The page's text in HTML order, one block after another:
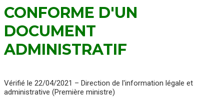
CONFORME D'UN
DOCUMENT
ADMINISTRATIF
Vérifié le 22/04/2021 – Direction de l'information légale et
administrative (Première ministre)